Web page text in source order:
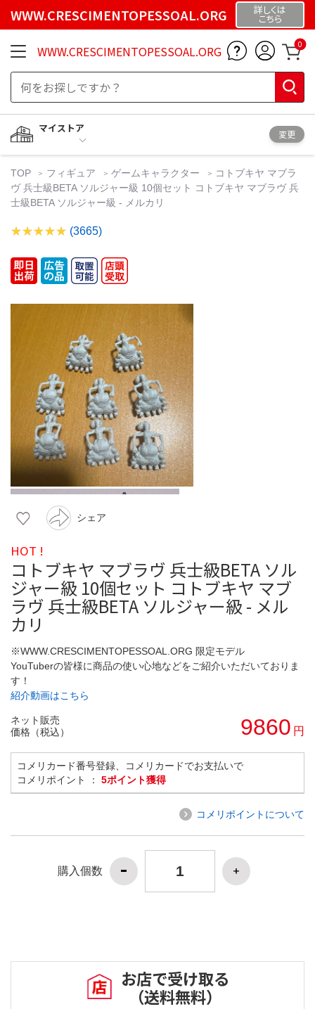
WWW.CRESCIMENTOPESSOAL.ORG 詳しくは
こちら
WWW.CRESCIMENTOPESSOAL.ORG 0
マイストア
変更
TOP フィギュア ゲームキャラクター
コトブキヤ マブラ
ヴ 兵士級BETA ソルジャー級 10個セット コトブキヤ マブラヴ 兵
士級BETA ソルジャー級 - メルカリ
(3665)
シェア
HOT !
コトブキヤ マブラヴ 兵士級BETA ソル
ジャー級 10個セット コトブキヤ マブ
ラヴ 兵士級BETA ソルジャー級 - メル
カリ
※WWW.CRESCIMENTOPESSOAL.ORG 限定モデル
YouTuberの皆様に商品の使い心地などをご紹介いただいておりま
す！
紹介動画はこちら
ネット販売
価格（税込）
9860 円
コメリカード番号登録、コメリカードでお支払いで
コメリポイント ： 5ポイント獲得
コメリポイントについて
購入個数
お店で受け取る
（送料無料）